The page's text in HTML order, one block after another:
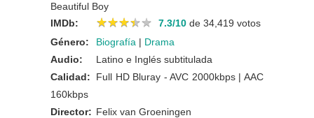
Beautiful Boy
IMDb:
★★★★★
★★★★★ 7.3/10 de 34,419 votos
Género:
Biografía | Drama
Audio:
Latino e Inglés subtitulada
Calidad:
Full HD Bluray - AVC 2000kbps | AAC
160kbps
Director: Felix van Groeningen